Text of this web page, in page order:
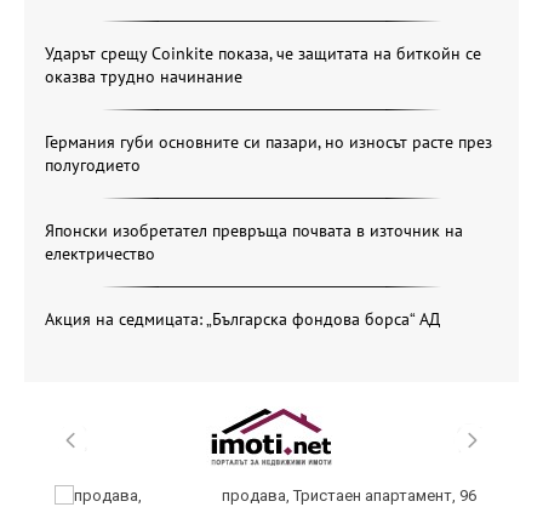
Ударът срещу Coinkite показа, че защитата на биткойн се
оказва трудно начинание
Германия губи основните си пазари, но износът расте през
полугодието
Японски изобретател превръща почвата в източник на
електричество
Акция на седмицата: „Българска фондова борса“ АД
продава, Тристаен апартамент, 96